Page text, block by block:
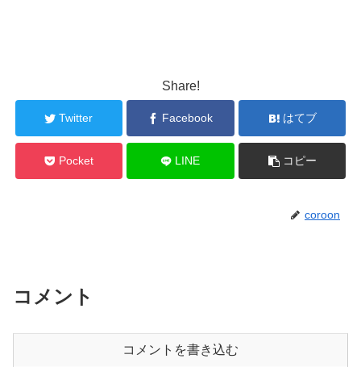
Share!
Twitter Facebook はてブ
Pocket LINE コピー
coroon
コメント
コメントを書き込む